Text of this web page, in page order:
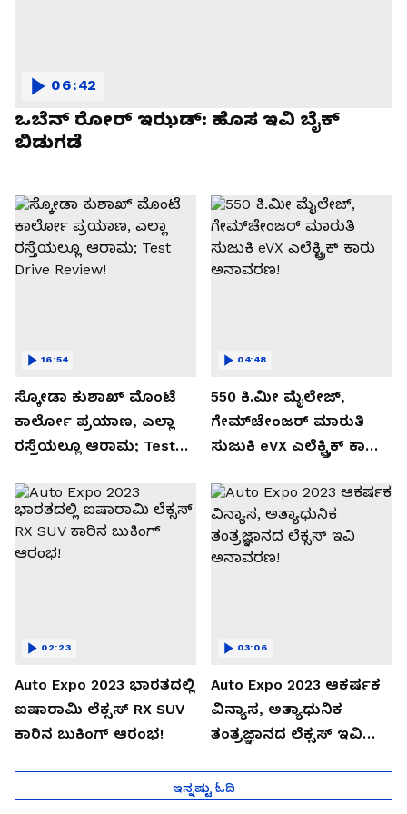
ಒಬೆನ್ ರೋರ್ ಇಝಡ್: ಹೊಸ ಇವಿ ಬೈಕ್
ಬಿಡುಗಡೆ
06:42
ಸ್ಕೋಡಾ ಕುಶಾಖ್ ಮೊಂಟೆ
ಕಾರ್ಲೋ ಪ್ರಯಾಣ, ಎಲ್ಲಾ
ರಸ್ತೆಯಲ್ಲೂ ಆರಾಮ; Test
16:54
550 ಕಿ.ಮೀ ಮೈಲೇಜ್,
ಗೇಮ್‌ಚೇಂಜರ್ ಮಾರುತಿ
ಸುಜುಕಿ eVX ಎಲೆಕ್ಟ್ರಿಕ್ ಕಾರು
04:48
Auto Expo 2023 ಭಾರತದಲ್ಲಿ
ಐಷಾರಾಮಿ ಲೆಕ್ಸಸ್ RX SUV
ಕಾರಿನ ಬುಕಿಂಗ್ ಆರಂಭ!
02:23
Auto Expo 2023 ಆಕರ್ಷಕ
ವಿನ್ಯಾಸ, ಅತ್ಯಾಧುನಿಕ
ತಂತ್ರಜ್ಞಾನದ ಲೆಕ್ಸಸ್ ಇವಿ
03:06
ಇನ್ನಷ್ಟು ಓದಿ